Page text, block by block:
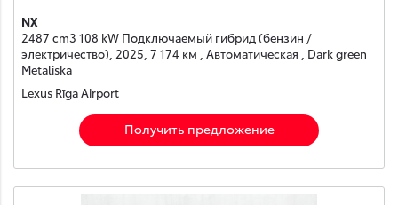
NX
2487 cm3 108 kW Подключаемый гибрид (бензин /
электричество), 2025, 7 174 км , Автоматическая , Dark green
Metāliska
Lexus Rīga Airport
Получить предложение